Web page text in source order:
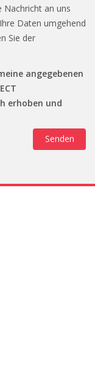
Nachricht an uns
Daten umgehend
Sie der
angegebenen
erhoben und